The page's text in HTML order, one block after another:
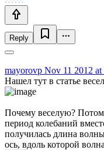
Reply
mayorovp Nov 11 2012 at
Нашел тут в статье
Почему веселую?
период колебаний
получилась длина
ось, вдоль которой